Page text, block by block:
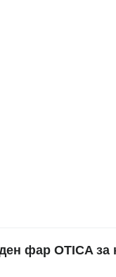
фар OTICA за